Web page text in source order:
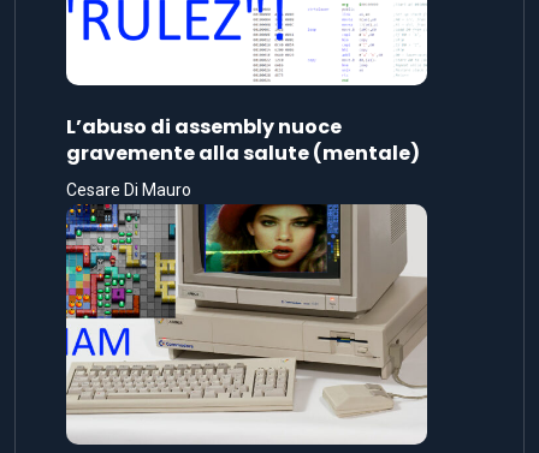
L’abuso di assembly nuoce
gravemente alla salute (mentale)
Cesare Di Mauro